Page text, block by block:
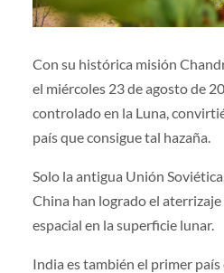
Con su histórica misión
el miércoles 23 de agosto de
controlado en la Luna,
país que consigue tal hazaña.
Solo la antigua Unión
China han logrado el aterrizaje
espacial en la superficie lunar.
India es también el primer